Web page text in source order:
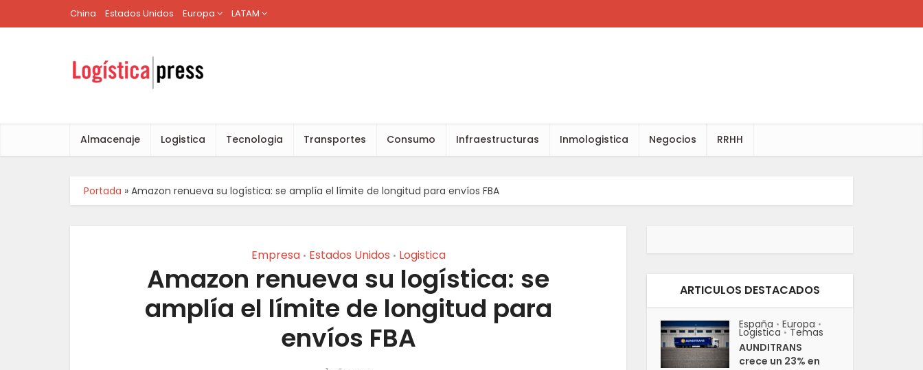
China Estados Unidos Europa LATAM
Almacenaje Logistica Tecnologia Transportes Consumo Infraestructuras Inmologistica Negocios RRHH
Portada » Amazon renueva su logística: se amplía el límite de longitud para envíos FBA
Empresa • Estados Unidos • Logistica
Amazon renueva su logística: se
amplía el límite de longitud para
envíos FBA
ARTICULOS DESTACADOS
España • Europa •
Logistica • Temas
AUNDITRANS
crece un 23% en